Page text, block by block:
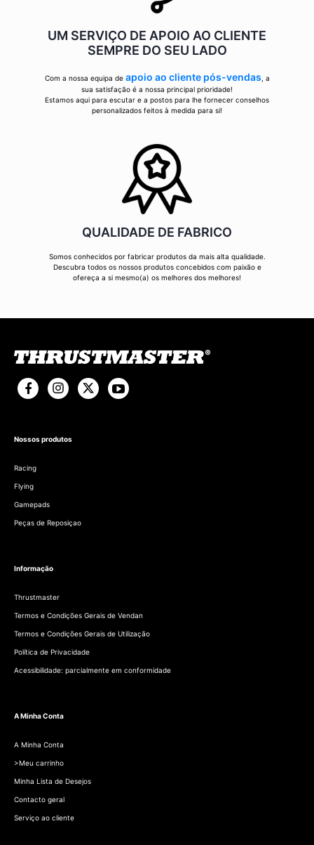
UM SERVIÇO DE APOIO AO CLIENTE
SEMPRE DO SEU LADO
Com a nossa equipa de apoio ao cliente pós-vendas , a
sua satisfação é a nossa principal prioridade!
Estamos aqui para escutar e a postos para lhe fornecer conselhos
personalizados feitos à medida para si!
QUALIDADE DE FABRICO
Somos conhecidos por fabricar produtos da mais alta qualidade.
Descubra todos os nossos produtos concebidos com paixão e
ofereça a si mesmo(a) os melhores dos melhores!
Nossos produtos
Racing
Flying
Gamepads
Peças de Reposiçao
Informação
Thrustmaster
Termos e Condições Gerais de Vendan
Termos e Condições Gerais de Utilização
Política de Privacidade
Acessibilidade: parcialmente em conformidade
A Minha Conta
A Minha Conta
>Meu carrinho
Minha Lista de Desejos
Contacto geral
Serviço ao cliente